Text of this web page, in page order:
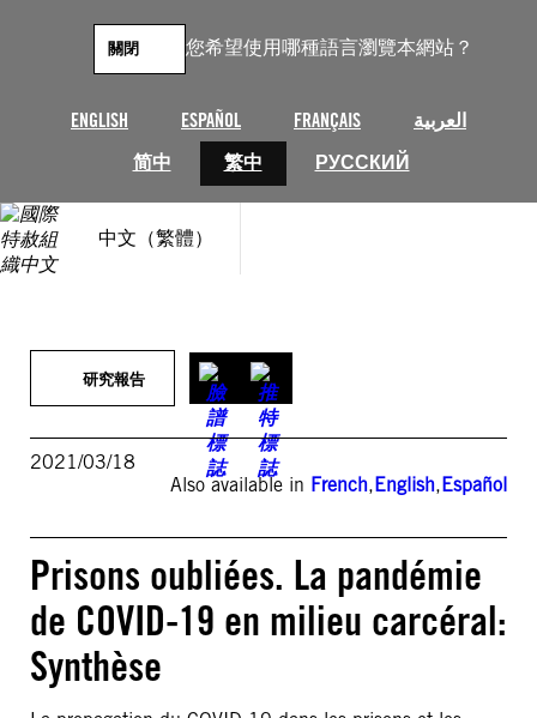
您希望使用哪種語言瀏覽本網站？
ENGLISH ESPAÑOL FRANÇAIS
العربية
简中
繁中 РУССКИЙ
關閉
中文（繁體）
研究報告
2021/03/18
Also available in French,English,Español
Prisons oubliées. La pandémie
de COVID-19 en milieu carcéral:
Synthèse